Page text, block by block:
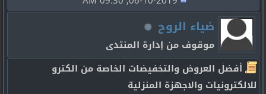
ضياء الروح
موقوف من إدارة المنتدى
أفضل العروض والتخفيضات الخاصة من الكترو
للالكترونيات والاجهزة المنزلية